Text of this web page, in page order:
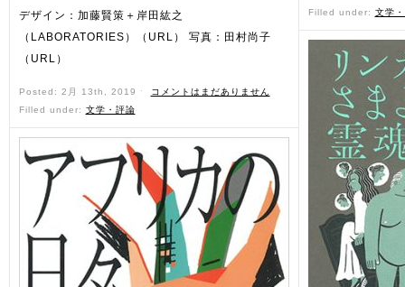
デザイン：加藤賢策＋岸田紘之
（LABORATORIES）（URL） 写真：田村尚子
（URL）
Posted: 2月 13th, 2019 ˑ
コメントはまだありません
Filled under: 文学・評論
Filled under: 文学